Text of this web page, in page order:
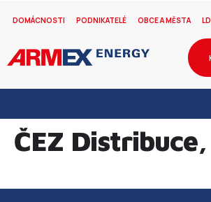
DOMÁCNOSTI PODNIKATELÉ OBCE A MĚSTA
ČEZ Distribuce,